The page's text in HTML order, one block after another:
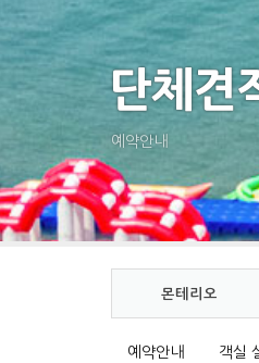
단체견
예약안내
몬테리오
예약안내 객실